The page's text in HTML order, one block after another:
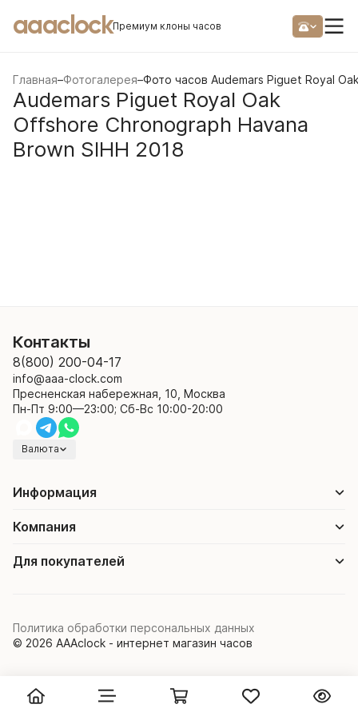
aaaclockПремиум клоны часов
Главная–Фотогалерея–Фото часов Audemars Piguet Royal
Audemars Piguet Royal Oak
Offshore Chronograph Havana
Brown SIHH 2018
Контакты
8(800) 200-04-17
info@aaa-clock.com
Пресненская набережная, 10, Москва
Пн-Пт 9:00—23:00; Сб-Вс 10:00-20:00
Валюта
Информация
Компания
Для покупателей
© 2026 AAAclock - интернет магазин часов
Политика обработки персональных данных